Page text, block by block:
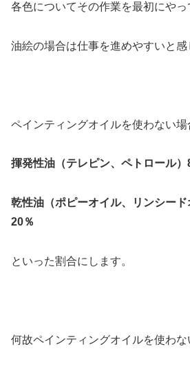
各色についてその作業を最初にや
油絵の場合は仕事を進めやすいと感
ペインティングオイルを使わない場
揮発性油（テレピン、ペトロール）
乾性油（ポピーオイル、リンシー
20％
といった割合にします。
何故ペインティングオイルを使わな